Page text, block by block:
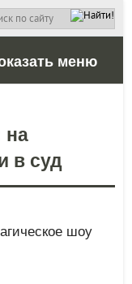
меню
на
в суд